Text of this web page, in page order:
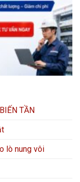
TẦN
lò nung vôi